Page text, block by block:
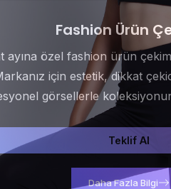
Fashion Ürün
ayına özel fashion ürün
için estetik, dikkat
görsellerle
Teklif Al
Daha Fazla Bilgi